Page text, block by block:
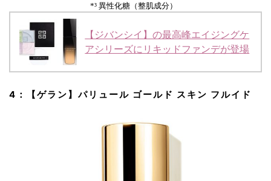
*³ 異性化糖（整肌成分）
【ジバンシイ】の最高峰エイジングケ
アシリーズにリキッドファンデが登場
4：【ゲラン】パリュール ゴールド スキン フルイド